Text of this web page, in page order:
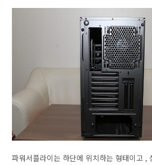
파워서플라이는 하단에 위치하는 형태이고 ,